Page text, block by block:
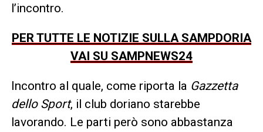
l’incontro.
PER TUTTE LE NOTIZIE SULLA SAMPDORIA
VAI SU SAMPNEWS24
Incontro al quale, come riporta la Gazzetta
dello Sport, il club doriano starebbe
lavorando. Le parti però sono abbastanza